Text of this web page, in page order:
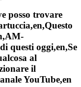
posso trovare
questi oggi,en,Se
al
il
YouTube,en